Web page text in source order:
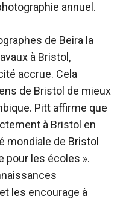
annuel.
de Beira la
à Bristol,
accrue. Cela
de Bristol de mieux
Pitt affirme que
à Bristol en
mondiale de Bristol
pour les écoles ».
les encourage à